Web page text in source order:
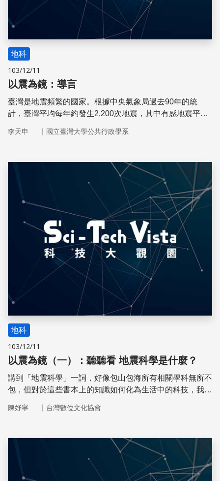
地科
103/12/11
以震為鏡：導言
臺灣是地震頻繁的國家。根據中央氣象局過去90年的統
計，臺灣平均每年約發生2,200次地震，其中有感地震平均
常豐富，我們從中學習到哪些科學知識呢？
李天申 ｜ 國立臺灣大學公共行政學系
儲存
地科
103/12/11
以震為鏡（一）：聽聽看 地震科學是什麼？
講到「地震科學」一詞，好像包山包海所有相關學科無所不
包，但對於這些書本上的知識如何化為生活中的科技，我們
從地震學家如何蒐集地質資料、如何以力學條件分析地震波
走入科技做出深入淺出的解釋
陳妤寧 ｜ 台灣數位文化協會
儲存